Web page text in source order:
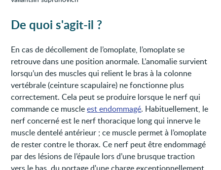
De quoi s'agit-il ?
En cas de décollement de l’omoplate, l’omoplate se
retrouve dans une position anormale. L’anomalie survient
lorsqu’un des muscles qui relient le bras à la colonne
vertébrale (ceinture scapulaire) ne fonctionne plus
correctement. Cela peut se produire lorsque le nerf qui
commande ce muscleest endommagé. Habituellement, le
nerf concerné est le nerf thoracique long qui innerve le
muscle dentelé antérieur ; ce muscle permet à l’omoplate
de rester contre le thorax. Ce nerf peut être endommagé
par des lésions de l’épaule lors d’une brusque traction